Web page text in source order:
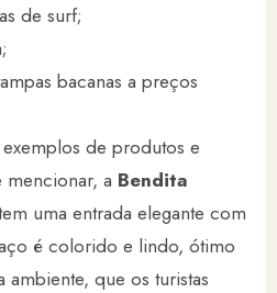
de surf;
bacanas a preços
exemplos de produtos e
mencionar, a Bendita
uma entrada elegante com
é colorido e lindo, ótimo
que os turistas